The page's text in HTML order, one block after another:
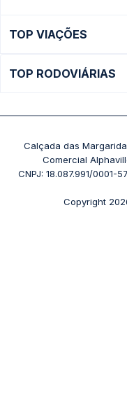
Ônibus São Paulo
TOP VIAÇÕES
Passagens Pássaro
+ Viações
TOP RODOVIÁRIAS
Rodoviária Belo
Rodoviária Curitiba
+ Rodoviárias
Calçada das
Comercial
CNPJ: 18.087.991/
Copyright